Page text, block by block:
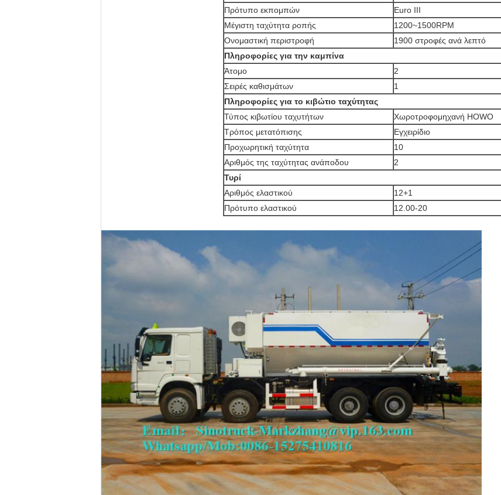
Πρότυπο εκπομπών
Euro III
Μέγιστη ταχύτητα ροπής
1200~1500RPM
Ονομαστική περιστροφή
1900 στροφές ανά λεπτό
Πληροφορίες για την καμπίνα
Άτομο
2
Σειρές καθισμάτων
1
Πληροφορίες για το κιβώτιο ταχύτητας
Τύπος κιβωτίου ταχυτήτων
Χωροτροφομηχανή HOWO
Τρόπος μετατόπισης
Εγχειρίδιο
Προχωρητική ταχύτητα
10
Αριθμός της ταχύτητας ανάποδου
2
Τυρί
Αριθμός ελαστικού
12+1
Πρότυπο ελαστικού
12.00-20